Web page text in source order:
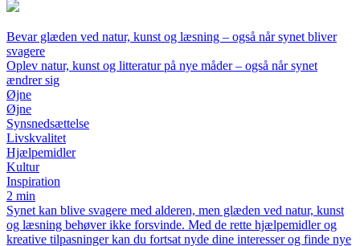
Bevar glæden ved natur, kunst og læsning – også når synet bliver
svagere
Oplev natur, kunst og litteratur på nye måder – også når synet
ændrer sig
Øjne
Øjne
Synsnedsættelse
Livskvalitet
Hjælpemidler
Kultur
Inspiration
2 min
Synet kan blive svagere med alderen, men glæden ved natur, kunst
og læsning behøver ikke forsvinde. Med de rette hjælpemidler og
kreative tilpasninger kan du fortsat nyde dine interesser og finde nye